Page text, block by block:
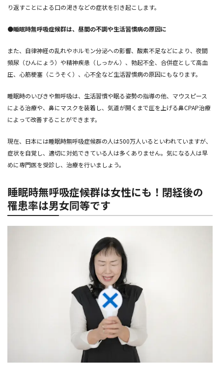
り返すことによる口の渇きなどの症状を引き起こします。
●睡眠時無呼吸症候群は、昼間の不調や生活習慣病の原因に
また、自律神経の乱れやホルモン分泌への影響、酸素不足などにより、夜間
頻尿（ひんにょう）や精神疾患（しっかん）、勃起不全、合併症として高血
圧、心筋梗塞（こうそく）、心不全など生活習慣病の原因にもなります。
睡眠時のいびきや無呼吸は、生活習慣や眠る姿勢の指導の他、マウスピース
による治療や、鼻にマスクを装着し、気道が開くまで圧を上げる鼻CPAP治療
によって改善することができます。
現在、日本には睡眠時無呼吸症候群の人は500万人いるといわれていますが、
症状を自覚し、適切に対処できている人は多くありません。気になる人は早
めに専門医を受診し、治療を行いましょう。
睡眠時無呼吸症候群は女性にも！閉経後の
罹患率は男女同等です